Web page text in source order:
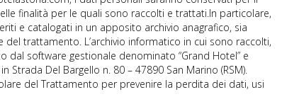
finalità per le quali sono raccolti e trattati.In particolare,
e catalogati in un apposito archivio anagrafico, sia
trattamento. L’archivio informatico in cui sono raccolti,
software gestionale denominato “Grand Hotel” e
Strada Del Bargello n. 80 – 47890 San Marino (RSM).
del Trattamento per prevenire la perdita dei dati, usi